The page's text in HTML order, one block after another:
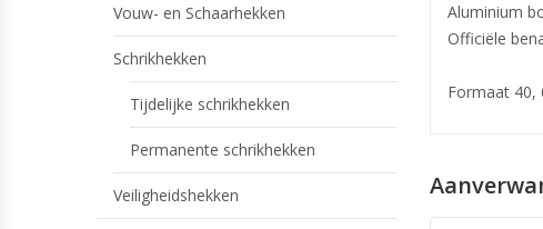
Aluminium
Officiële
Formaat 40,
Vouw- en Schaarhekken
Schrikhekken
Tijdelijke schrikhekken
Permanente schrikhekken
Veiligheidshekken